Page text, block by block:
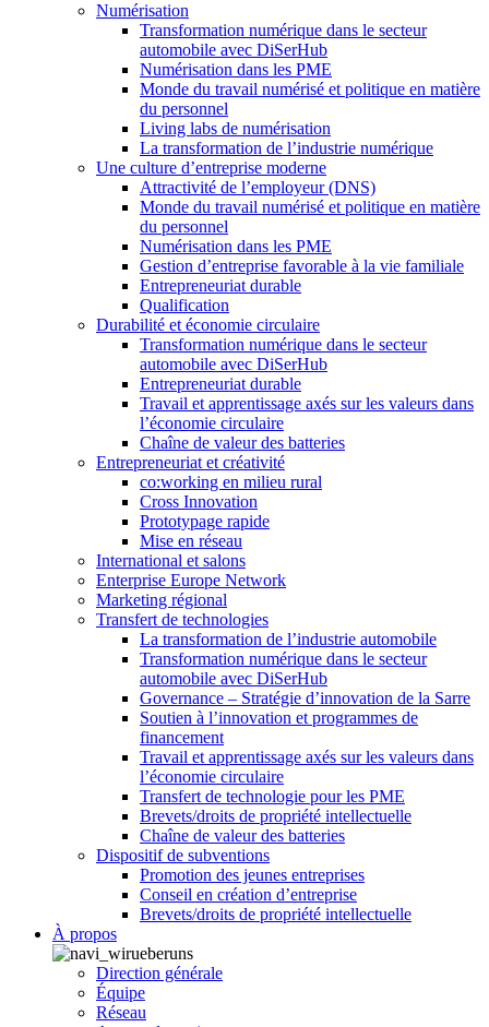
Numérisation
Transformation numérique dans le secteur
automobile avec DiSerHub
Numérisation dans les PME
Monde du travail numérisé et politique en matière
du personnel
Living labs de numérisation
La transformation de l’industrie numérique
Une culture d’entreprise moderne
Attractivité de l’employeur (DNS)
Monde du travail numérisé et politique en matière
du personnel
Numérisation dans les PME
Gestion d’entreprise favorable à la vie familiale
Entrepreneuriat durable
Qualification
Durabilité et économie circulaire
Transformation numérique dans le secteur
automobile avec DiSerHub
Entrepreneuriat durable
Travail et apprentissage axés sur les valeurs dans
l’économie circulaire
Chaîne de valeur des batteries
Entrepreneuriat et créativité
co:working en milieu rural
Cross Innovation
Prototypage rapide
Mise en réseau
International et salons
Enterprise Europe Network
Marketing régional
Transfert de technologies
La transformation de l’industrie automobile
Transformation numérique dans le secteur
automobile avec DiSerHub
Governance – Stratégie d’innovation de la Sarre
Soutien à l’innovation et programmes de
financement
Travail et apprentissage axés sur les valeurs dans
l’économie circulaire
Transfert de technologie pour les PME
Brevets/droits de propriété intellectuelle
Chaîne de valeur des batteries
Dispositif de subventions
Promotion des jeunes entreprises
Conseil en création d’entreprise
Brevets/droits de propriété intellectuelle
À propos
Direction générale
Équipe
Réseau